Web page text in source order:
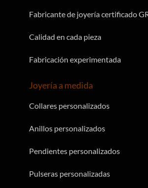
Joyería a medida
Collares personalizados
Anillos personalizados
Pendientes personalizados
Pulseras personalizadas
Fabricante de joyería certificado
Calidad en cada pieza
Fabricación experimentada